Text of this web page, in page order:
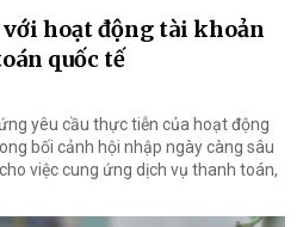
hoạt động tài khoản
quốc tế
yêu cầu thực tiễn của hoạt động
bối cảnh hội nhập ngày càng sâu
việc cung ứng dịch vụ thanh toán,